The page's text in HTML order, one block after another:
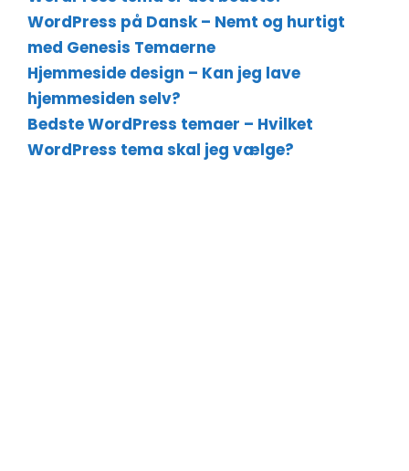
WordPress på Dansk – Nemt og hurtigt
med Genesis Temaerne
Hjemmeside design – Kan jeg lave
hjemmesiden selv?
Bedste WordPress temaer – Hvilket
WordPress tema skal jeg vælge?